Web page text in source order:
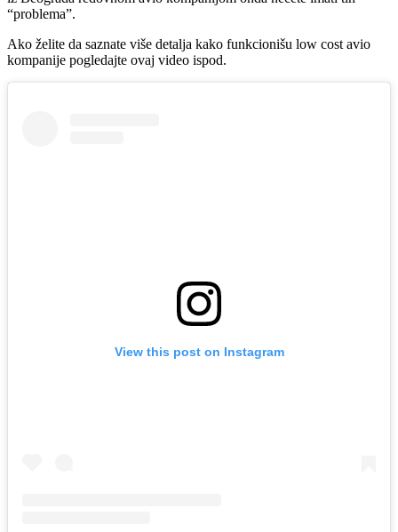
“problema”.
Ako želite da saznate više detalja kako funkcionišu low cost avio
kompanije pogledajte ovaj video ispod.
View this post on Instagram